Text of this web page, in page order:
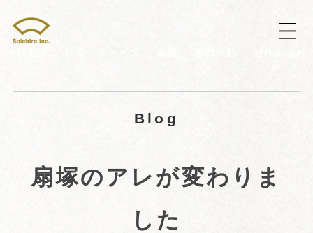
Blog
扇塚のアレが変わりま
した